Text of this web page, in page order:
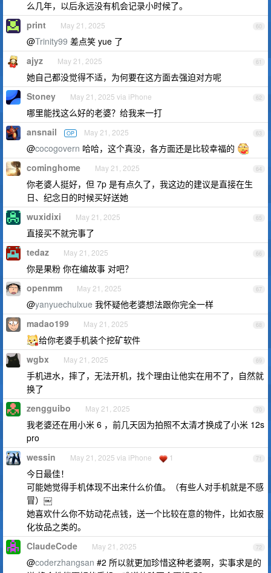
么几年，以后永远没有机会记录小时候了。
60
print May 21, 2025
@Trinity99 差点笑 yue 了
61
ajyz May 21, 2025
她自己都没觉得不适，为何要在这方面去强迫对方呢
62
Stoney May 21, 2025 via iPhone
哪里能找这么好的老婆？给我来一打
63
ansnail OP May 21, 2025
@cocogovern 哈哈，这个真没，各方面还是比较幸福的
64
cominghome May 21, 2025
你老婆人挺好，但 7p 是有点久了，我这边的建议是直接在生
日、纪念日的时候买好送她
65
wuxidixi May 21, 2025
直接买不就完事了
66
tedaz May 21, 2025
你是果粉 你在编故事 对吧？
67
openmm May 21, 2025
@yanyuechuixue 我怀疑他老婆想法跟你完全一样
68
madao199 May 21, 2025
给你老婆手机装个挖矿软件
69
wgbx May 21, 2025
手机进水，摔了，无法开机，找个理由让他实在用不了，自然就
换了
70
zengguibo May 21, 2025
我老婆还在用小米 6 ，前几天因为拍照不太清才换成了小米 12s
pro
71
wessin May 21, 2025 via iPhone 1
今日最佳！
可能她觉得手机体现不出来什么价值。（有些人对手机就是不感
冒）￼
她喜欢什么你不妨动花点钱，送一个比较在意的物件，比如衣服
化妆品之类的。
72
ClaudeCode May 21, 2025
@coderzhangsan #2 所以就更加珍惜这种老婆啊，实事求是的